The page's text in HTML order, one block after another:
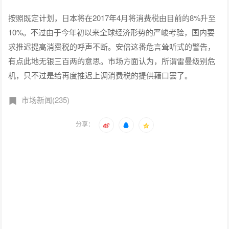
按照既定计划，日本将在2017年4月将消费税由目前的8%升至
10%。不过由于今年初以来全球经济形势的严峻考验，国内要
求推迟提高消费税的呼声不断。安倍这番危言耸听式的警告，
有点此地无银三百两的意思。市场方面认为，所谓雷曼级别危
机，只不过是给再度推迟上调消费税的提供藉口罢了。
市场新闻(235)
分享：